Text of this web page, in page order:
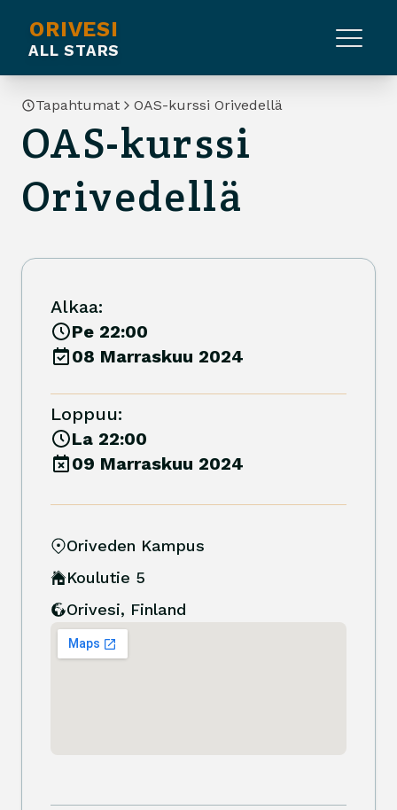
ORIVESI
ALL STARS
Tapahtumat OAS-kurssi Orivedellä
OAS-kurssi
Orivedellä
Alkaa:
Pe 22:00
08 Marraskuu 2024
Loppuu:
La 22:00
09 Marraskuu 2024
Oriveden Kampus
Koulutie 5
Orivesi, Finland